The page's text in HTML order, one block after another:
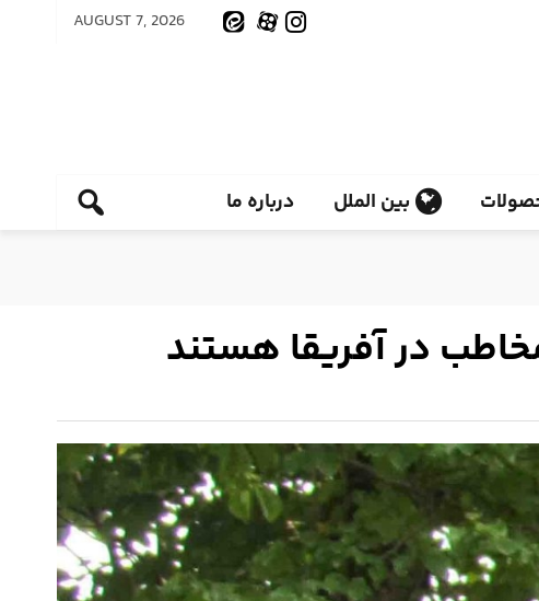
AUGUST 7, 2026
بین الملل درباره ما
در آفریقا هستند